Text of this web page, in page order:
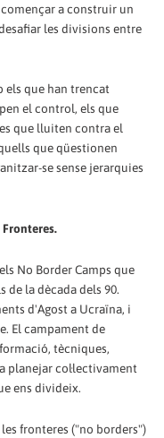
a construir un
les divisions entre
els que han trencat
el control, els que
que lluiten contra el
que qüestionen
se sense jerarquies
No Border Camps que
la dècada dels 90.
d'Agost a Ucraïna, i
El campament de
tècniques,
planejar col·lectivament
ens divideix.
fronteres ("no borders")